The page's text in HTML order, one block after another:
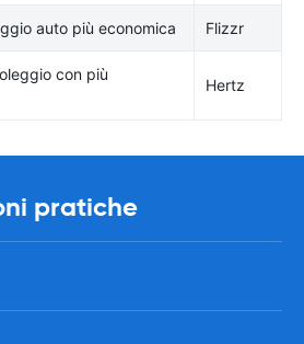
auto più economica Flizzr
con più
Hertz
pratiche